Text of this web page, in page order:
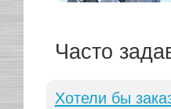
Часто
Хотели бы